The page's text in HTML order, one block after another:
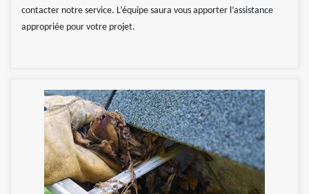
contacter notre service. L’équipe saura vous apporter l’assistance
appropriée pour votre projet.